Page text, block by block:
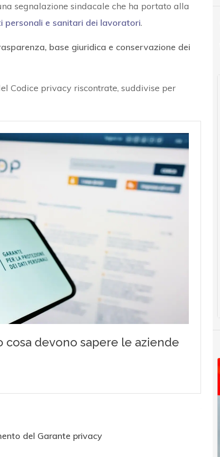
segnalazione sindacale che ha portato alla
personali e sanitari dei lavoratori.
base giuridica e conservazione dei
Codice privacy riscontrate, suddivise per
del Garante privacy
News, attualità e analisi Cyber sicurezza e privacy